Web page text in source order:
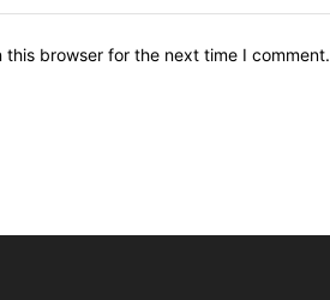
browser for the next time I comment.